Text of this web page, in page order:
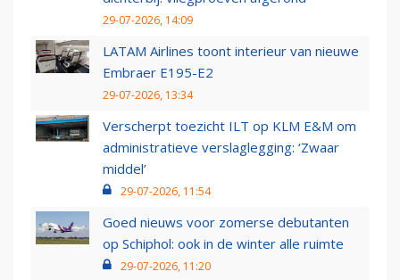
29-07-2026, 14:09
LATAM Airlines toont interieur van nieuwe
Embraer E195-E2
29-07-2026, 13:34
Verscherpt toezicht ILT op KLM E&M om
administratieve verslaglegging: ‘Zwaar
middel’
29-07-2026, 11:54
Goed nieuws voor zomerse debutanten
op Schiphol: ook in de winter alle ruimte
29-07-2026, 11:20